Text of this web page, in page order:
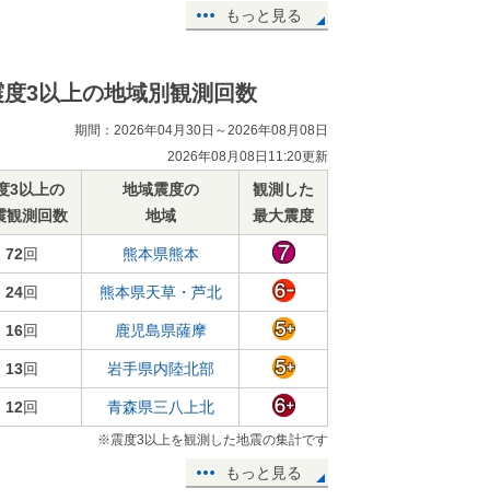
もっと見る
度3以上の地域別観測回数
期間：2026年04月30日～2026年08月08日
2026年08月08日11:20更新
3以上の
観測回数
地域震度の
地域
観測した
最大震度
72回 熊本県熊本
24回 熊本県天草・芦北
16回 鹿児島県薩摩
13回 岩手県内陸北部
12回 青森県三八上北
※震度3以上を観測した地震の集計です
もっと見る